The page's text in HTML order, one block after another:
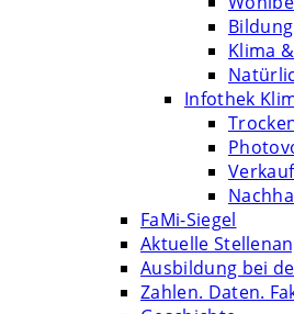
Bildung
Klima
Infothek
FaMi-Siegel
Aktuelle
Ausbildung bei
Zahlen. Daten.